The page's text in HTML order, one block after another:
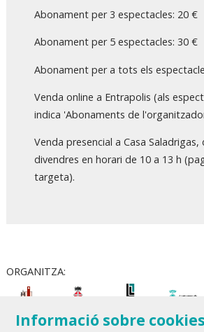
Abonament per 3 espectacles: 20 €
Abonament per 5 espectacles: 30 €
Abonament per a tots els
Venda online a Entrapolis (als
indica 'Abonaments de
Venda presencial a Casa
divendres en horari de 10 a 13 h
targeta).
ORGANITZA:
Informació sobre cookies